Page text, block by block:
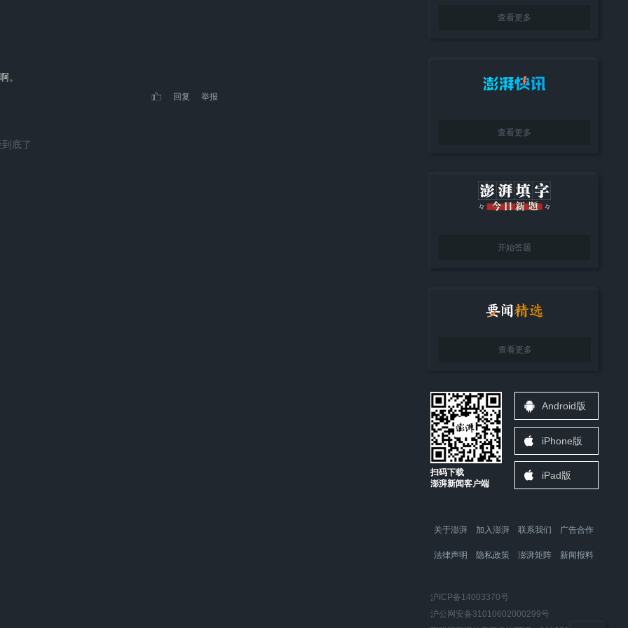
。
回复 举报
底了
查看更多
查看更多
开始答题
查看更多
扫码下载
澎湃新闻客户端
Android版
iPhone版
iPad版
关于澎湃 加入澎湃 联系我们 广告合作
法律声明 隐私政策 澎湃矩阵 新闻报料
沪ICP备14003370号
沪公网安备31010602000299号